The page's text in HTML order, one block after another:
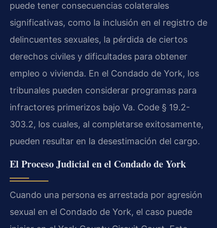
puede tener consecuencias colaterales
significativas, como la inclusión en el registro de
delincuentes sexuales, la pérdida de ciertos
derechos civiles y dificultades para obtener
empleo o vivienda. En el Condado de York, los
tribunales pueden considerar programas para
infractores primerizos bajo Va. Code § 19.2-
303.2, los cuales, al completarse exitosamente,
pueden resultar en la desestimación del cargo.
El Proceso Judicial en el Condado de York
Cuando una persona es arrestada por agresión
sexual en el Condado de York, el caso puede